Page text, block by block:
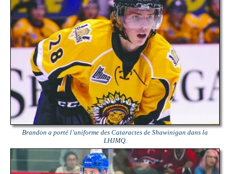
Brandon a porté l’uniforme des Cataractes de Shawinigan dans la
LHJMQ.